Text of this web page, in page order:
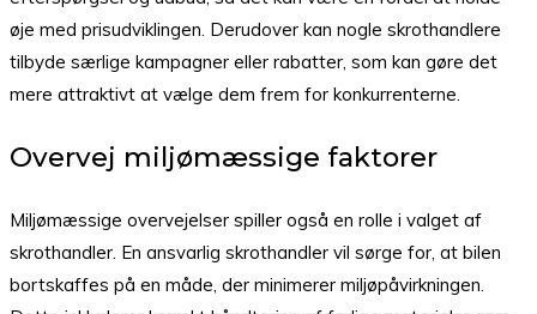
øje med prisudviklingen. Derudover kan nogle skrothandlere
tilbyde særlige kampagner eller rabatter, som kan gøre det
mere attraktivt at vælge dem frem for konkurrenterne.
Overvej miljømæssige faktorer
Miljømæssige overvejelser spiller også en rolle i valget af
skrothandler. En ansvarlig skrothandler vil sørge for, at bilen
bortskaffes på en måde, der minimerer miljøpåvirkningen.